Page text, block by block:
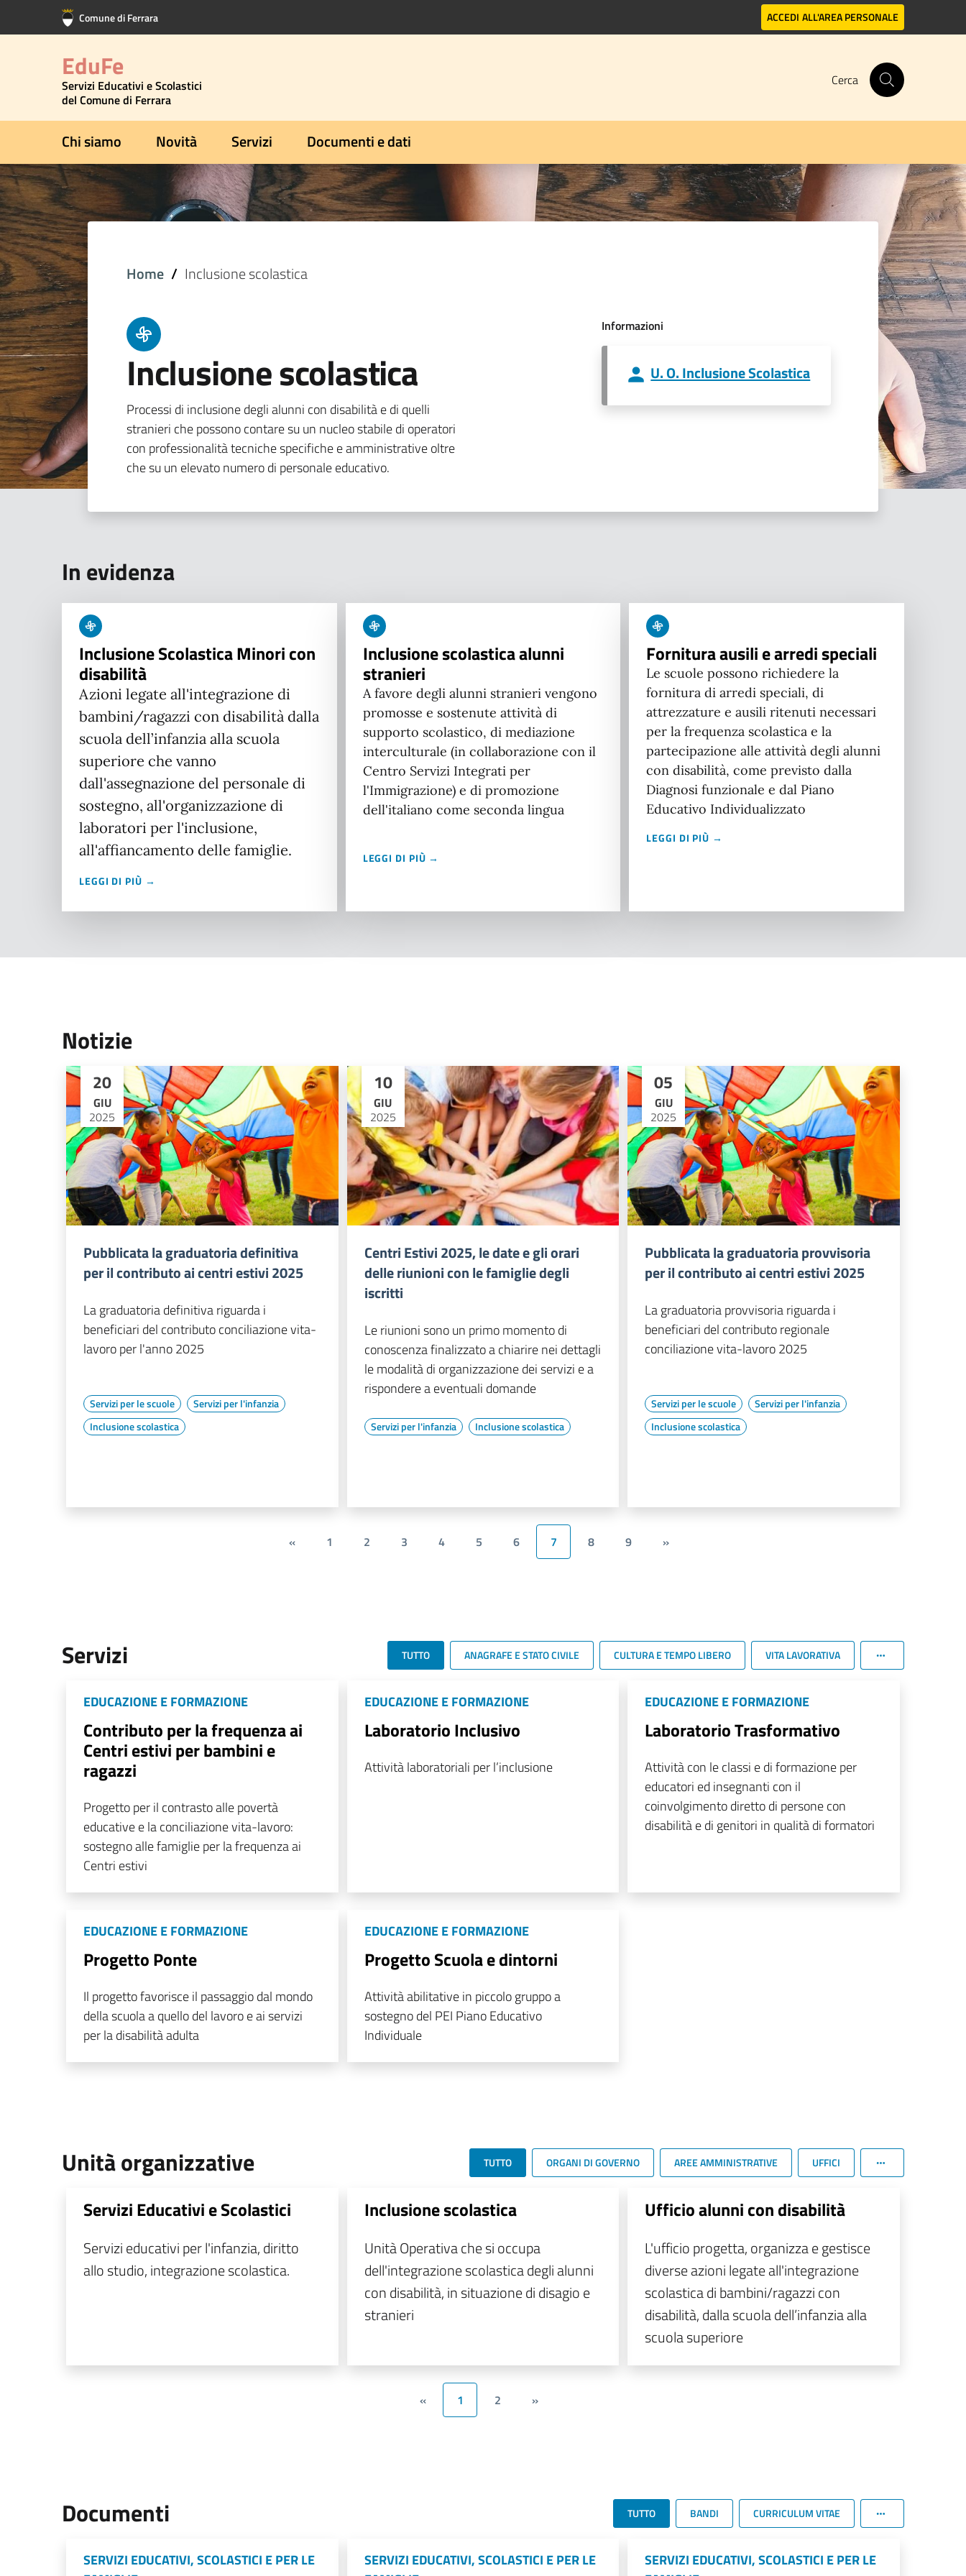
Vai al contenuto principale
Vai al footer Comune di Ferrara ACCEDI ALL'AREA PERSONALE
EduFe
Servizi Educativi e Scolastici
del Comune di Ferrara
Cerca
Chi siamo Novità Servizi Documenti e dati
Home Inclusione scolastica
Inclusione scolastica
Processi di inclusione degli alunni con disabilità e di quelli
stranieri che possono contare su un nucleo stabile di operatori
con professionalità tecniche specifiche e amministrative oltre
che su un elevato numero di personale educativo.
Informazioni
U. O. Inclusione Scolastica
In evidenza
Inclusione Scolastica Minori con
disabilità
Azioni legate all'integrazione di
bambini/ragazzi con disabilità dalla
scuola dell’infanzia alla scuola
superiore che vanno
dall'assegnazione del personale di
sostegno, all'organizzazione di
laboratori per l'inclusione,
all'affiancamento delle famiglie.
LEGGI DI PIÙ →
Inclusione scolastica alunni
stranieri
A favore degli alunni stranieri vengono
promosse e sostenute attività di
supporto scolastico, di mediazione
interculturale (in collaborazione con il
Centro Servizi Integrati per
l'Immigrazione) e di promozione
dell'italiano come seconda lingua
LEGGI DI PIÙ →
Fornitura ausili e arredi speciali
Le scuole possono richiedere la
fornitura di arredi speciali, di
attrezzature e ausili ritenuti necessari
per la frequenza scolastica e la
partecipazione alle attività degli alunni
con disabilità, come previsto dalla
Diagnosi funzionale e dal Piano
Educativo Individualizzato
LEGGI DI PIÙ →
Notizie
20
GIU
2025
Pubblicata la graduatoria definitiva
per il contributo ai centri estivi 2025
La graduatoria definitiva riguarda i
beneficiari del contributo conciliazione vita-
lavoro per l'anno 2025
Servizi per le scuole
Servizi per l'infanzia
Inclusione scolastica
10
GIU
2025
Centri Estivi 2025, le date e gli orari
delle riunioni con le famiglie degli
iscritti
Le riunioni sono un primo momento di
conoscenza finalizzato a chiarire nei dettagli
le modalità di organizzazione dei servizi e a
rispondere a eventuali domande
Servizi per l'infanzia Inclusione scolastica
05
GIU
2025
Pubblicata la graduatoria provvisoria
per il contributo ai centri estivi 2025
La graduatoria provvisoria riguarda i
beneficiari del contributo regionale
conciliazione vita-lavoro 2025
Servizi per le scuole
Servizi per l'infanzia
Inclusione scolastica
« 1 2 3 4 5 6 7 8 9 »
Servizi TUTTO ANAGRAFE E STATO CIVILE CULTURA E TEMPO LIBERO VITA LAVORATIVA
EDUCAZIONE E FORMAZIONE
Contributo per la frequenza ai
Centri estivi per bambini e
ragazzi
Progetto per il contrasto alle povertà
educative e la conciliazione vita-lavoro:
sostegno alle famiglie per la frequenza ai
Centri estivi
EDUCAZIONE E FORMAZIONE
Laboratorio Inclusivo
Attività laboratoriali per l’inclusione
EDUCAZIONE E FORMAZIONE
Laboratorio Trasformativo
Attività con le classi e di formazione per
educatori ed insegnanti con il
coinvolgimento diretto di persone con
disabilità e di genitori in qualità di formatori
EDUCAZIONE E FORMAZIONE
Progetto Ponte
Il progetto favorisce il passaggio dal mondo
della scuola a quello del lavoro e ai servizi
per la disabilità adulta
EDUCAZIONE E FORMAZIONE
Progetto Scuola e dintorni
Attività abilitative in piccolo gruppo a
sostegno del PEI Piano Educativo
Individuale
Unità organizzative TUTTO ORGANI DI GOVERNO AREE AMMINISTRATIVE UFFICI
Servizi Educativi e Scolastici
Servizi educativi per l'infanzia, diritto
allo studio, integrazione scolastica.
Inclusione scolastica
Unità Operativa che si occupa
dell'integrazione scolastica degli alunni
con disabilità, in situazione di disagio e
stranieri
Ufficio alunni con disabilità
L'ufficio progetta, organizza e gestisce
diverse azioni legate all'integrazione
scolastica di bambini/ragazzi con
disabilità, dalla scuola dell’infanzia alla
scuola superiore
« 1 2 »
Documenti TUTTO BANDI CURRICULUM VITAE
SERVIZI EDUCATIVI, SCOLASTICI E PER LE
SERVIZI EDUCATIVI, SCOLASTICI E PER LE
SERVIZI EDUCATIVI, SCOLASTICI E PER LE